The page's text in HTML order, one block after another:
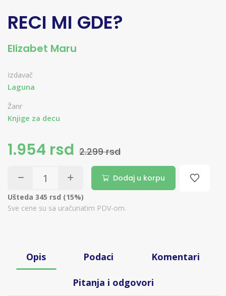
RECI MI GDE?
Elizabet Maru
Izdavač
Laguna
Žanr
Knjige za decu
1.954 rsd 2.299 rsd
Dodaj u korpu
Ušteda 345 rsd (15%)
Sve cene su sa uračunatim PDV-om.
Opis Podaci Komentari
Pitanja i odgovori